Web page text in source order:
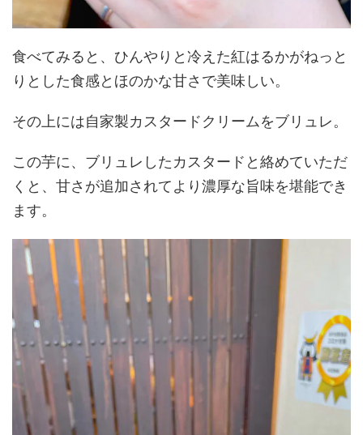
食べてみると、ひんやりと冷えた紅はるかがねっと
りとした食感とほのかな甘さで美味しい。
その上には自家製カスタードクリームをブリュレ。
この芋に、ブリュレしたカスタードと絡めていただ
くと、甘さが追加されてより濃厚な旨味を堪能でき
ます。